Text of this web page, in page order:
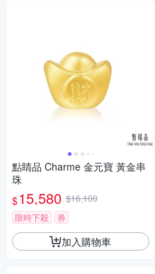
點睛品 Charme 金元寶 黃金串
珠
$15,580 $16,100
限時下殺
券
加入購物車